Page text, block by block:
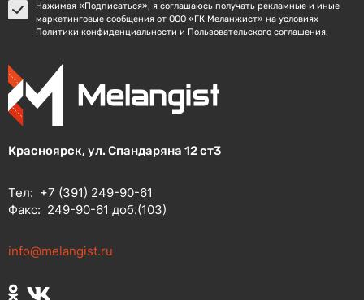
Нажимая «Подписаться», я соглашаюсь получать рекламные и иные
маркетинговые сообщения от ООО «ГК Меланжист» на условиях
Политики конфиденциальности и Пользовательского соглашения.
Красноярск, ул. Спандаряна 12 ст3
Тел: +7 (391) 249-90-61
Факс: 249-90-61 доб.(103)
info@melangist.ru